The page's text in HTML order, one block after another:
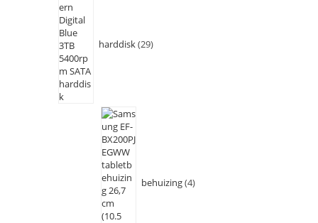
harddisk 29
behuizing 4